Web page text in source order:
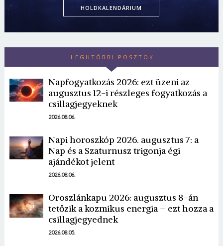
HOLDKALENDÁRIUM
LEGUTÓBBI POSZTOK
Napfogyatkozás 2026: ezt üzeni az
augusztus 12-i részleges fogyatkozás a
csillagjegyeknek
2026.08.06.
Napi horoszkóp 2026. augusztus 7: a
Nap és a Szaturnusz trigonja égi
ajándékot jelent
2026.08.06.
Oroszlánkapu 2026: augusztus 8-án
tetőzik a kozmikus energia – ezt hozza a
csillagjegyednek
2026.08.05.
Borsonline bejelentkezés
E-mail cím vagy felhasználónév
Jelszó